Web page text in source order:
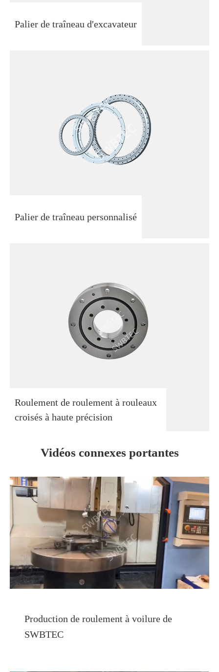
Palier de traîneau d'excavateur
Palier de traîneau personnalisé
Roulement de roulement à rouleaux
croisés à haute précision
Vidéos connexes portantes
Production de roulement à voilure de
SWBTEC